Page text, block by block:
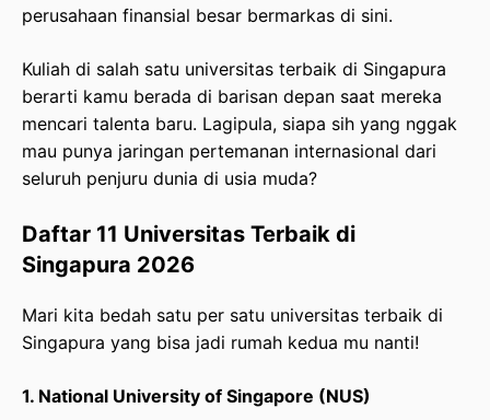
perusahaan finansial besar bermarkas di sini.
Kuliah di salah satu universitas terbaik di Singapura
berarti kamu berada di barisan depan saat mereka
mencari talenta baru. Lagipula, siapa sih yang nggak
mau punya jaringan pertemanan internasional dari
seluruh penjuru dunia di usia muda?
Daftar 11 Universitas Terbaik di
Singapura 2026
Mari kita bedah satu per satu universitas terbaik di
Singapura yang bisa jadi rumah kedua mu nanti!
1. National University of Singapore (NUS)